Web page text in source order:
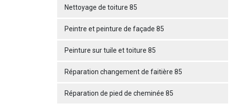
Nettoyage de toiture 85
Peintre et peinture de façade 85
Peinture sur tuile et toiture 85
Réparation changement de faitière 85
Réparation de pied de cheminée 85